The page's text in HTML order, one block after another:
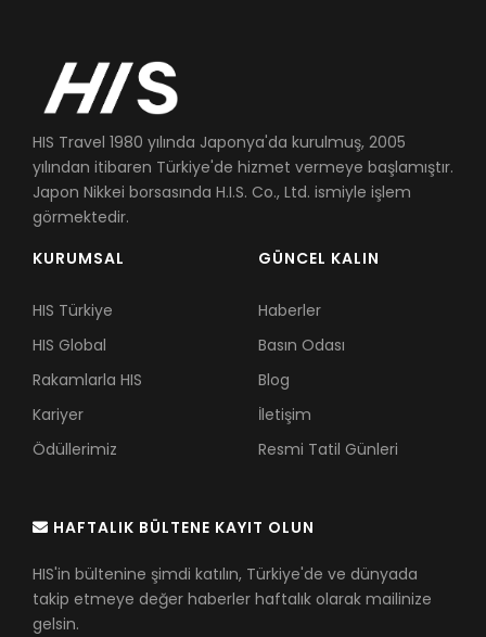
HIS Travel 1980 yılında Japonya'da kurulmuş, 2005
yılından itibaren Türkiye'de hizmet vermeye başlamıştır.
Japon Nikkei borsasında H.I.S. Co., Ltd. ismiyle işlem
görmektedir.
KURUMSAL
HIS Türkiye
HIS Global
Rakamlarla HIS
Kariyer
Ödüllerimiz
GÜNCEL KALIN
Haberler
Basın Odası
Blog
İletişim
Resmi Tatil Günleri
HAFTALIK BÜLTENE KAYIT OLUN
HIS'in bültenine şimdi katılın, Türkiye'de ve dünyada
takip etmeye değer haberler haftalık olarak mailinize
gelsin.